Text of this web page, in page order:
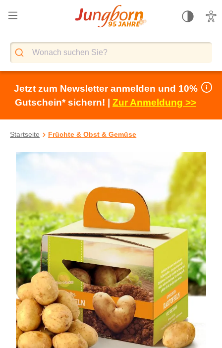
springen
Jetzt zum Newsletter anmelden und 10%
Gutschein* sichern! | Zur Anmeldung >>
Startseite Früchte & Obst & Gemüse
Bildergalerie überspringen